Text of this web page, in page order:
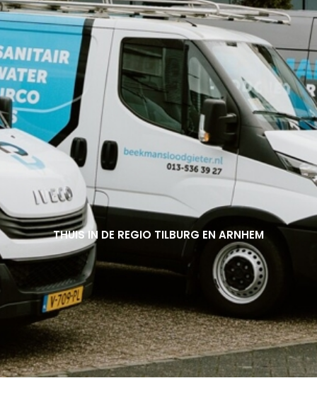
THUIS IN DE REGIO TILBURG EN ARNHEM
THUIS IN DE REGIO TILBURG EN ARNHEM
THUIS IN DE REGIO TILBURG EN ARNHEM